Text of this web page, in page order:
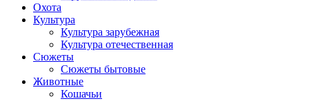
Охота
Культура
Культура зарубежная
Культура отечественная
Сюжеты
Сюжеты бытовые
Животные
Кошачьи